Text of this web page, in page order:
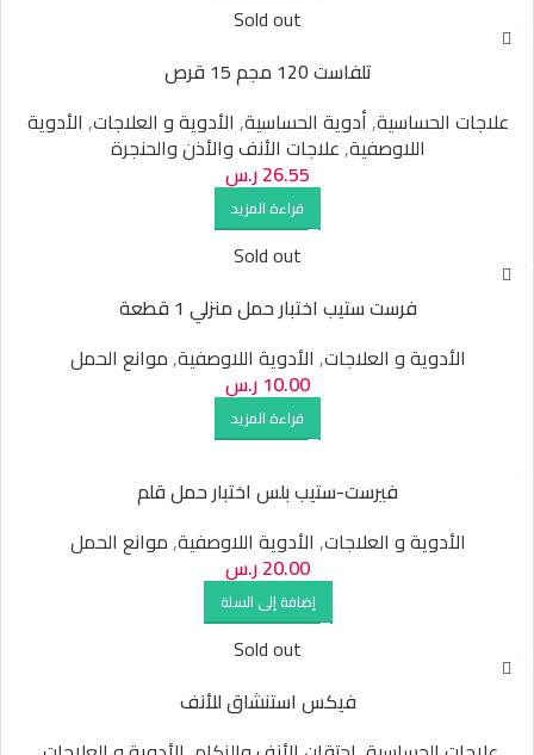
Sold out
تلفاست 120 مجم 15 قرص
علاجات الحساسية,أدوية الحساسية, الأدوية و العلاجات, الأدوية
اللاوصفية,علاجات الأنف والأذن والحنجرة
26.55ر.س
قراءة المزيد
Sold out
فرست ستيب اختبار حمل منزلي 1 قطعة
الأدوية و العلاجات, الأدوية اللاوصفية,موانع الحمل
10.00 ر.س
قراءة المزيد
فيرست-ستيب بلس اختبار حمل قلم
الأدوية و العلاجات, الأدوية اللاوصفية,موانع الحمل
20.00ر.س
إضافة إلى السلة
Sold out
فيكس استنشاق للأنف